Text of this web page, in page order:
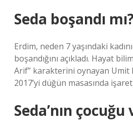
Seda boşandı
Erdim, neden 7 yaşındaki
boşandığını açıkladı. Hayat
Arif” karakterini oynayan Umit
2017’yi düğün masasında
Seda’nın çocuğu